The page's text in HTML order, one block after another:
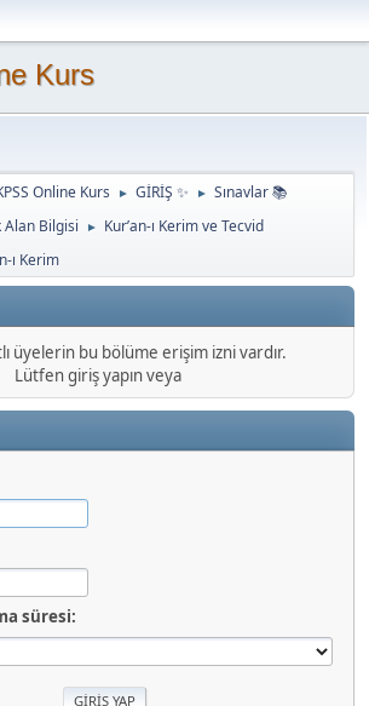
Online Kurs ► GİRİŞ ✨ ► Sınavlar 📚
Alan Bilgisi ► Kur’an-ı Kerim ve Tecvid
ı Kerim
üyelerin bu bölüme erişim izni vardır.
Lütfen giriş yapın veya
süresi: